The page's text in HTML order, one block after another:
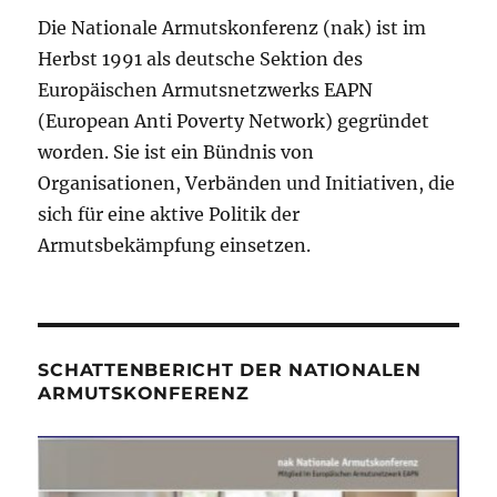
Die Nationale Armutskonferenz (nak) ist im
Herbst 1991 als deutsche Sektion des
Europäischen Armutsnetzwerks EAPN
(European Anti Poverty Network) gegründet
worden. Sie ist ein Bündnis von
Organisationen, Verbänden und Initiativen, die
sich für eine aktive Politik der
Armutsbekämpfung einsetzen.
SCHATTENBERICHT DER NATIONALEN
ARMUTSKONFERENZ